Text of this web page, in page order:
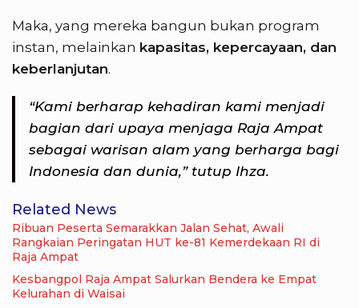
Maka, yang mereka bangun bukan program
instan, melainkan kapasitas, kepercayaan, dan
keberlanjutan.
“Kami berharap kehadiran kami menjadi
bagian dari upaya menjaga Raja Ampat
sebagai warisan alam yang berharga bagi
Indonesia dan dunia,” tutup Ihza.
Related News
Ribuan Peserta Semarakkan Jalan Sehat, Awali
Rangkaian Peringatan HUT ke-81 Kemerdekaan RI di
Raja Ampat
Kesbangpol Raja Ampat Salurkan Bendera ke Empat
Kelurahan di Waisai